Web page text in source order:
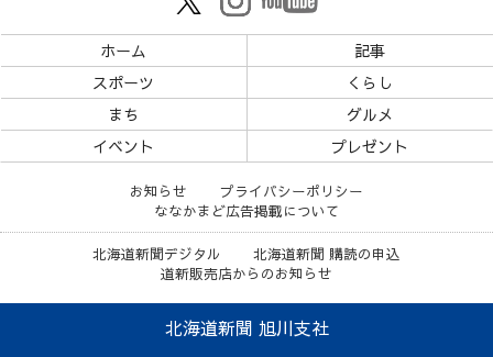
ホーム
記事
スポーツ
くらし
まち
グルメ
イベント
プレゼント
お知らせ
プライバシーポリシー
ななかまど広告掲載について
北海道新聞デジタル
北海道新聞 購読の申込
道新販売店からのお知らせ
北海道新聞 旭川支社